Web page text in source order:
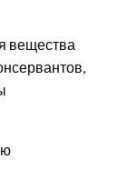
вещества